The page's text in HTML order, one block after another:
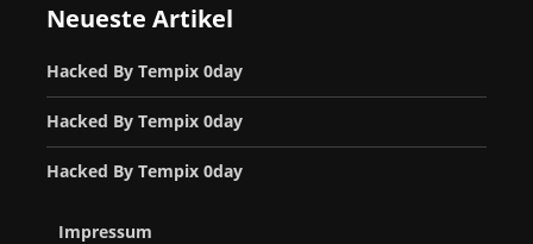
Neueste Artikel
Hacked By Tempix 0day
Hacked By Tempix 0day
Hacked By Tempix 0day
Impressum